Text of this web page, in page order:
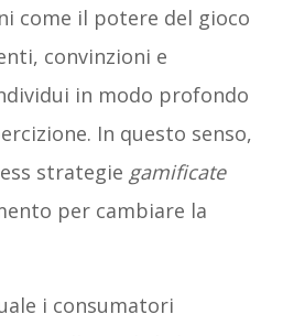
come il potere del gioco
convinzioni e
in modo profondo
In questo senso,
strategie gamificate
per cambiare la
i consumatori